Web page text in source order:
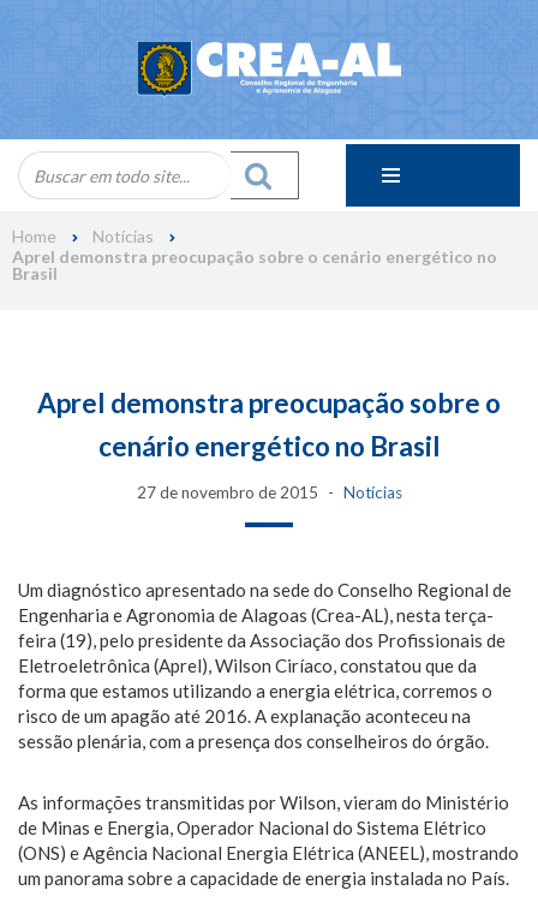
Home
Notícias
Aprel demonstra preocupação sobre o cenário energético no
Brasil
Aprel demonstra preocupação sobre o
cenário energético no Brasil
27 de novembro de 2015 Notícias
Um diagnóstico apresentado na sede do Conselho Regional de
Engenharia e Agronomia de Alagoas (Crea-AL), nesta terça-
feira (19), pelo presidente da Associação dos Profissionais de
Eletroeletrônica (Aprel), Wilson Ciríaco, constatou que da
forma que estamos utilizando a energia elétrica, corremos o
risco de um apagão até 2016. A explanação aconteceu na
sessão plenária, com a presença dos conselheiros do órgão.
As informações transmitidas por Wilson, vieram do Ministério
de Minas e Energia, Operador Nacional do Sistema Elétrico
(ONS) e Agência Nacional Energia Elétrica (ANEEL), mostrando
um panorama sobre a capacidade de energia instalada no País.